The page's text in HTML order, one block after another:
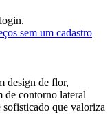
sem um cadastro
design de flor,
de contorno lateral
que valoriza